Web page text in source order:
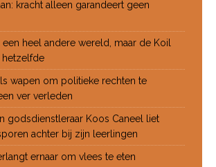
kracht alleen garandeert geen
een heel andere wereld, maar de Koil
hetzelfde
wapen om politieke rechten te
ver verleden
godsdienstleraar Koos Caneel liet
achter bij zijn leerlingen
ernaar om vlees te eten